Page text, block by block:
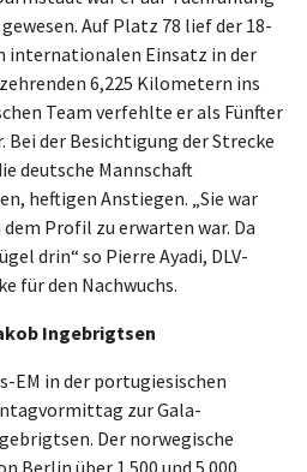
Auf Platz 78 lief der 18-
internationalen Einsatz in der
6,225 Kilometern ins
Team verfehlte er als Fünfter
Bei der Besichtigung der Strecke
deutsche Mannschaft
heftigen Anstiegen. „Sie war
Profil zu erwarten war. Da
drin“ so Pierre Ayadi, DLV-
für den Nachwuchs.
Ingebrigtsen
EM in der portugiesischen
zur Gala-
Der norwegische
Berlin über 1.500 und 5.000